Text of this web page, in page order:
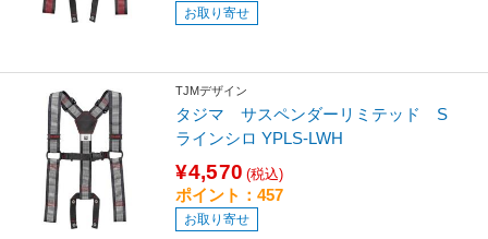
お取り寄せ
TJMデザイン
タジマ サスペンダーリミテッド S
ラインシロ YPLS-LWH
¥4,570 (税込)
ポイント：457
お取り寄せ